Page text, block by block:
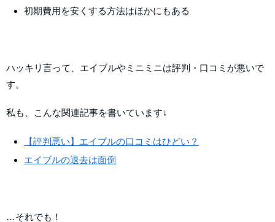
初期費用を安くする方法はほかにもある
ハッキリ言って、エイブルやミニミニは評判・口コミが悪いで
す。
私も、こんな関連記事を書いています↓
【評判悪い】エイブルの口コミはひどい？
エイブルの退去は面倒
…それでも！